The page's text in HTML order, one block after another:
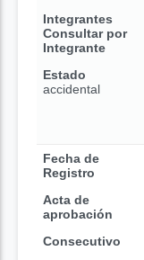
Integrantes
Consultar por
Integrante
Estado
accidental
Fecha de
Registro
Acta de
aprobación
Consecutivo